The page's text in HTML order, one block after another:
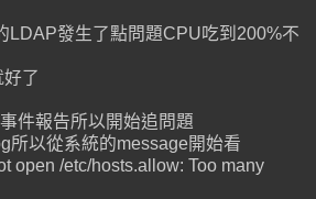
LDAP發生了點問題CPU吃到200%不
了
件報告所以開始追問題
所以從系統的message開始看
open /etc/hosts.allow: Too many